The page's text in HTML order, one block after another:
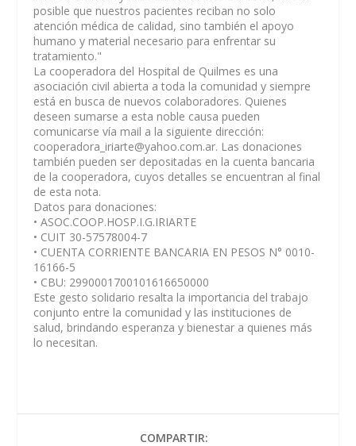
posible que nuestros pacientes reciban no solo
atención médica de calidad, sino también el apoyo
humano y material necesario para enfrentar su
tratamiento."
La cooperadora del Hospital de Quilmes es una
asociación civil abierta a toda la comunidad y siempre
está en busca de nuevos colaboradores. Quienes
deseen sumarse a esta noble causa pueden
comunicarse vía mail a la siguiente dirección:
cooperadora_iriarte@yahoo.com.ar. Las donaciones
también pueden ser depositadas en la cuenta bancaria
de la cooperadora, cuyos detalles se encuentran al final
de esta nota.
Datos para donaciones:
• ASOC.COOP.HOSP.I.G.IRIARTE
• CUIT 30-57578004-7
• CUENTA CORRIENTE BANCARIA EN PESOS N° 0010-
16166-5
• CBU: 2990001700101616650000
Este gesto solidario resalta la importancia del trabajo
conjunto entre la comunidad y las instituciones de
salud, brindando esperanza y bienestar a quienes más
lo necesitan.
COMPARTIR: